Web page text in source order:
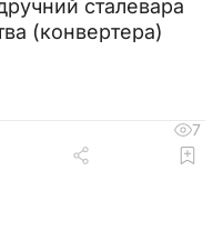
сталевара
(конвертера)
7